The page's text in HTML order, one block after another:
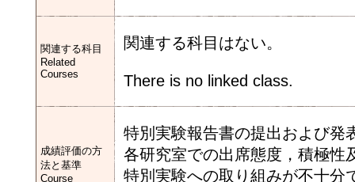
関連する科目
Related
Courses
関連する科目はない。
There is no linked class.
成績評価の方
法と基準
Course
特別実験報告書の提出および発
各研究室での出席態度，積極性
特別実験への取り組みが不十分